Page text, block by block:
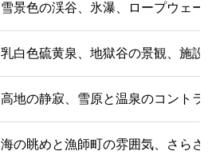
雪景色の渓谷、氷瀑、ロープウェー
乳白色硫黄泉、地獄谷の景観、施設
高地の静寂、雪原と温泉のコントラ
海の眺めと漁師町の雰囲気、さらさ